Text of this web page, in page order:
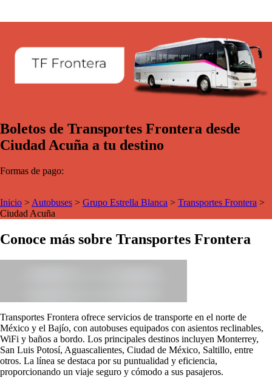
Boletos de Transportes Frontera desde
Ciudad Acuña a tu destino
Formas de pago:
Inicio > Autobuses > Grupo Estrella Blanca > Transportes Frontera >
Ciudad Acuña
Conoce más sobre Transportes Frontera
Transportes Frontera ofrece servicios de transporte en el norte de
México y el Bajío, con autobuses equipados con asientos reclinables,
WiFi y baños a bordo. Los principales destinos incluyen Monterrey,
San Luis Potosí, Aguascalientes, Ciudad de México, Saltillo, entre
otros. La línea se destaca por su puntualidad y eficiencia,
proporcionando un viaje seguro y cómodo a sus pasajeros.